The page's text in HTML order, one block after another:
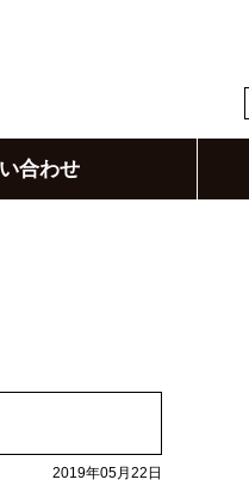
合わせ
2019年05月22日